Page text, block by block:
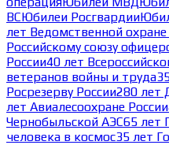
ВСЮбилеи Росгвардии
лет Ведомственной
Российскому союзу
России40 лет
ветеранов войны и труда
Росрезерву России280 лет
лет Авиалесоохране России
Чернобыльской АЭС65 лет
человека в космос35 лет